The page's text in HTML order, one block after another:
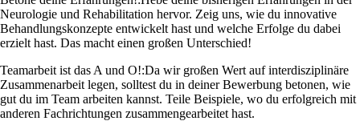
Neurologie und Rehabilitation hervor. Zeig uns, wie du innovative
Behandlungskonzepte entwickelt hast und welche Erfolge du dabei
erzielt hast. Das macht einen großen Unterschied!
Teamarbeit ist das A und O!:Da wir großen Wert auf interdisziplinäre
Zusammenarbeit legen, solltest du in deiner Bewerbung betonen, wie
gut du im Team arbeiten kannst. Teile Beispiele, wo du erfolgreich mit
anderen Fachrichtungen zusammengearbeitet hast.